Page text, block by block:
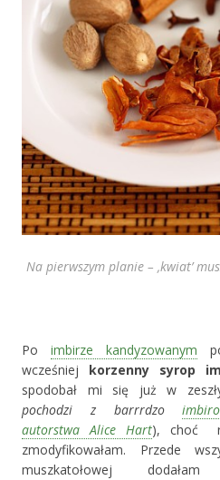
Na pierwszym planie – ‚kwiat’
Po imbirze kandyzowanym
wcześniej korzenny syrop
spodobał mi się już w
pochodzi z barrrdzo
autorstwa Alice Hart), choć
zmodyfikowałam. Przede
muszkatołowej